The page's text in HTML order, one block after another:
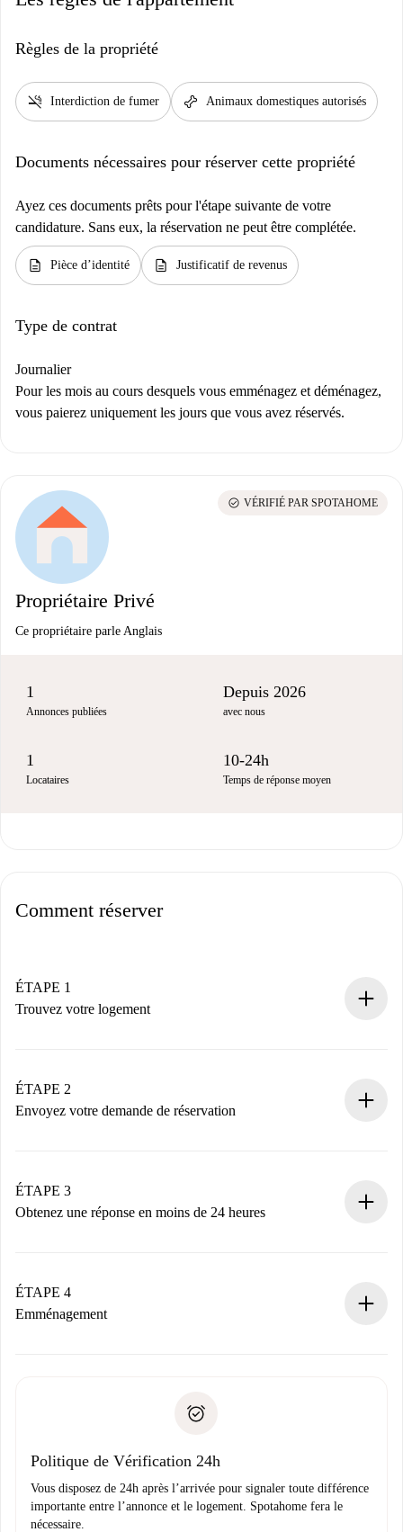
Règles de la propriété
smoke_free Interdiction de fumer pet_supplies Animaux domestiques autorisés
Documents nécessaires pour réserver cette propriété
Ayez ces documents prêts pour l'étape suivante de votre
candidature. Sans eux, la réservation ne peut être complétée.
description Pièce d’identité description Justificatif de revenus
Type de contrat
Journalier
Pour les mois au cours desquels vous emménagez et déménagez,
vous paierez uniquement les jours que vous avez réservés.
Propriétaire Privé
Ce propriétaire parle Anglais
check_circle VÉRIFIÉ PAR SPOTAHOME
1
Annonces publiées
Depuis 2026
avec nous
1
Locataires
10-24h
Temps de réponse moyen
Comment réserver
ÉTAPE 1
Trouvez votre logement
Vous disposez à l’avance de toutes les informations
nécessaires.
ÉTAPE 2
Envoyez votre demande de réservation
Nous ne vous facturerons rien tant que le propriétaire
n’aura pas accepté.
ÉTAPE 3
Obtenez une réponse en moins de 24 heures
contact avec le propriétaire.
Si refusé : aucun prélèvement et nous vous proposerons
Justificatif de solvabilité
ÉTAPE 4
Emménagement
uniquement si aucun problème n'est signalé.
Politique de Vérification 24h
Vous disposez de 24h après l’arrivée pour signaler toute différence
importante entre l’annonce et le logement. Spotahome fera le
nécessaire.